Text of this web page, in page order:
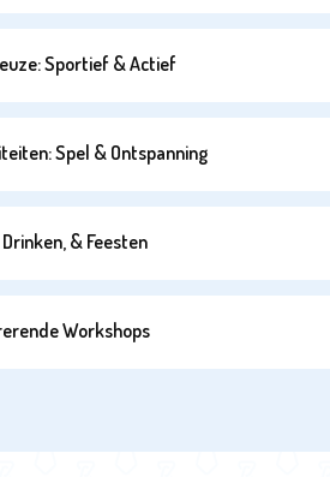
Sportief & Actief
Spel & Ontspanning
& Feesten
Workshops